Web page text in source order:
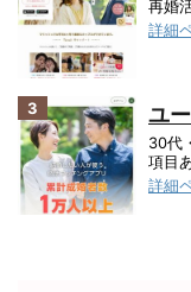
再婚
詳細
3 ユ
30代
項目
詳細